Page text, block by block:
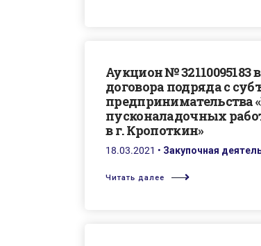
Аукцион № 32110095183
договора подряда с
предпринимательства
пусконаладочных
в г. Кропоткин»
18.03.2021 • Закупочная
Читать далее